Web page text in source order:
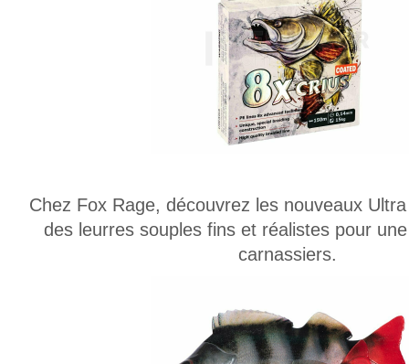
Chez Fox Rage, découvrez les nouveaux
des leurres souples fins et réalistes pour
carnassiers.